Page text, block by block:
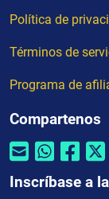
Política de
Términos de
Programa de
Compartenos
Inscríbase a